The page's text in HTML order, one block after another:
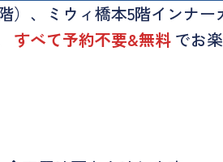
）、ミウィ橋本5階インナ
すべて予約不要&無料 でお